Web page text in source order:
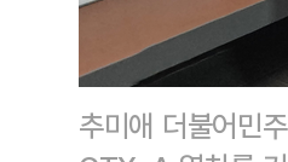
추미애 더불어민